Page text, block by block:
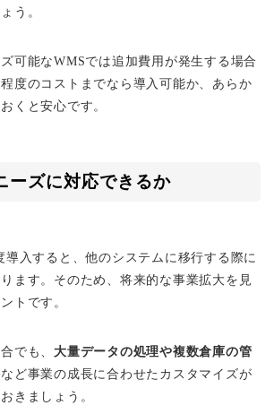
う。
可能なWMSでは追加費用が発生する場合
度のコストまでなら導入可能か、あらか
くと安心です。
ーズに対応できるか
導入すると、他のシステムに移行する際に
ます。そのため、将来的な事業拡大を見
トです。
でも、 大量データの処理や複数倉庫の管
など事業の成長に合わせたカスタマイズが
きましょう。